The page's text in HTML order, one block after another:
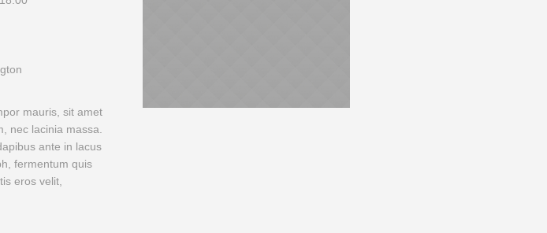
mauris, sit amet
nec lacinia massa.
ante in lacus
fermentum quis
eros velit,